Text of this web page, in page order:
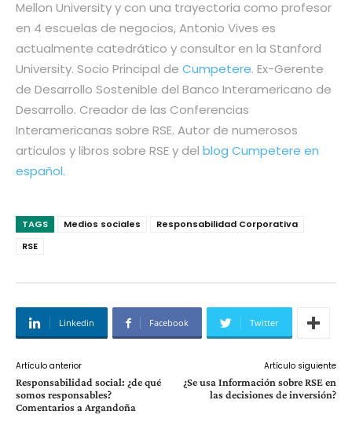
Mellon University y con una trayectoria como profesor
en 4 escuelas de negocios, Antonio Vives es
actualmente catedrático y consultor en la Stanford
University. Socio Principal de Cumpetere. Ex-Gerente
de Desarrollo Sostenible del Banco Interamericano de
Desarrollo. Creador de las Conferencias
Interamericanas sobre RSE. Autor de numerosos
articulos y libros sobre RSE y del blog Cumpetere en
español.
TAGS Medios sociales
Responsabilidad Corporativa
RSE
Linkedin Facebook Twitter
Artículo anterior
Responsabilidad social: ¿de qué
somos responsables?
Comentarios a Argandoña
Artículo siguiente
¿Se usa Información sobre RSE en
las decisiones de inversión?